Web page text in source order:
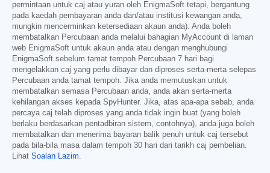
permintaan untuk caj atau yuran oleh EnigmaSoft tetapi, bergantung
pada kaedah pembayaran anda dan/atau institusi kewangan anda,
mungkin mencerminkan ketersediaan akaun anda). Anda boleh
membatalkan Percubaan anda melalui bahagian MyAccount di laman
web EnigmaSoft untuk akaun anda atau dengan menghubungi
EnigmaSoft sebelum tamat tempoh Percubaan 7 hari bagi
mengelakkan caj yang perlu dibayar dan diproses serta-merta selepas
Percubaan anda tamat tempoh. Jika anda memutuskan untuk
membatalkan semasa Percubaan anda, anda akan serta-merta
kehilangan akses kepada SpyHunter. Jika, atas apa-apa sebab, anda
percaya caj telah diproses yang anda tidak ingin buat (yang boleh
berlaku berdasarkan pentadbiran sistem, contohnya), anda juga boleh
membatalkan dan menerima bayaran balik penuh untuk caj tersebut
pada bila-bila masa dalam tempoh 30 hari dari tarikh caj pembelian.
Lihat Soalan Lazim.